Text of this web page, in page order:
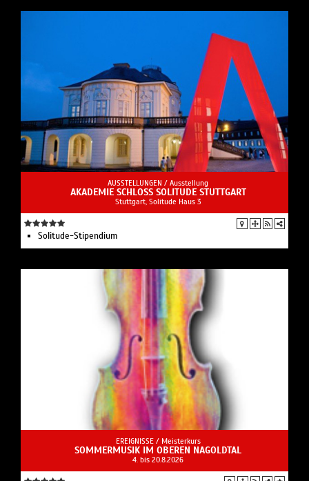
AUSSTELLUNGEN / Ausstellung
AKADEMIE SCHLOSS SOLITUDE STUTTGART
Stuttgart, Solitude Haus 3
Solitude-Stipendium
EREIGNISSE / Meisterkurs
SOMMERMUSIK IM OBEREN NAGOLDTAL
4. bis 20.8.2026